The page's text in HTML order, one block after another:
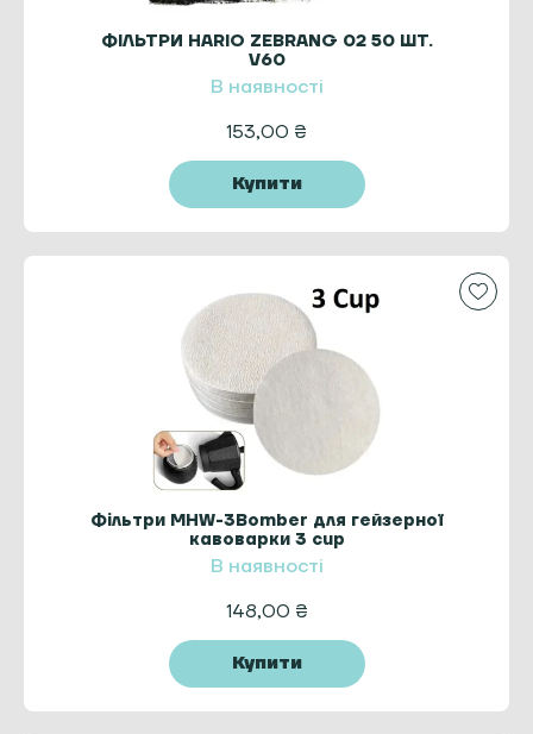
ФІЛЬТРИ HARIO ZEBRANG 02 50 ШТ.
V60
В наявності
153,00 ₴
Купити
Фільтри MHW-3Bomber для гейзерної
кавоварки 3 cup
В наявності
148,00 ₴
Купити